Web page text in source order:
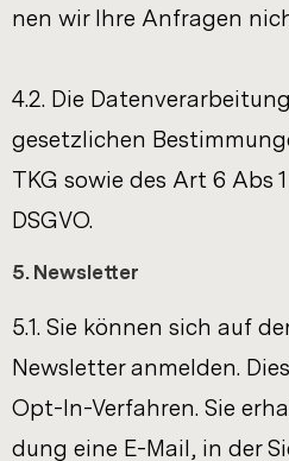
nen wir Ihre An­fra­gen
4.2. Die
ge­setz­li­chen
TKG sowie des Art 6 Abs
DSGVO.
5. News­let­ter
5.1. Sie kön­nen sich auf
News­let­ter an­mel­den.
Opt-In-Verfahren. Sie
dung eine E-​Mail, in der